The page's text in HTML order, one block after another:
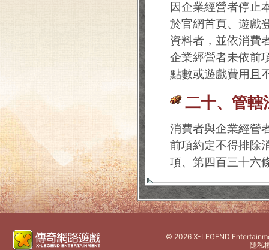
因企業經營者停止
於官網首頁、遊戲
資料者，並依消費
企業經營者未依前
點數或遊戲費用且
二十、管轄
消費者與企業經營
前項約定不得排除
項、第四百三十六
© 2026 X-LEGEND
隱私